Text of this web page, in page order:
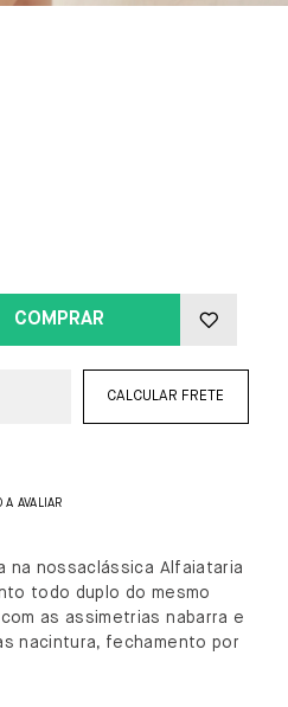
COMPRAR
CALCULAR FRETE
A AVALIAR
na nossaclássica Alfaiataria
todo duplo do mesmo
as assimetrias nabarra e
nacintura, fechamento por